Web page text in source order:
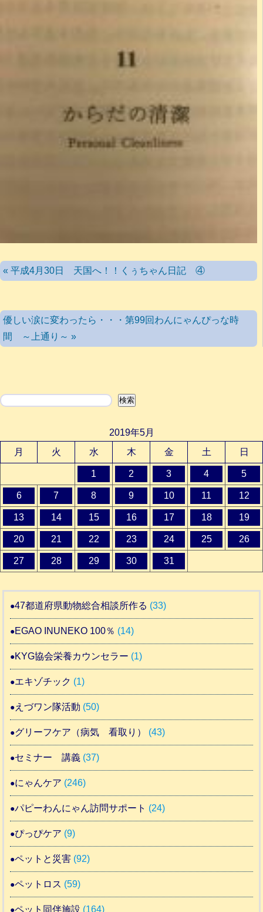
« 平成4月30日 天国へ！！くぅちゃん日記 ④
優しい涙に変わったら・・・第99回わんにゃんぴっな時
間 ～上通り～ »
検索 検索
2019年5月
月
火 水 木 金 土 日
1 2 3 4 5
6 7 8 9 10 11 12
13 14 15 16 17 18 19
20 21 22 23 24 25 26
27 28 29 30 31
47都道府県動物総合相談所作る (33)
EGAO INUNEKO 100％ (14)
KYG協会栄養カウンセラー (1)
エキゾチック (1)
えづワン隊活動 (50)
グリーフケア（病気 看取り） (43)
セミナー 講義 (37)
にゃんケア (246)
パピーわんにゃん訪問サポート (24)
ぴっぴケア (9)
ペットと災害 (92)
ペットロス (59)
ペット同伴施設 (164)